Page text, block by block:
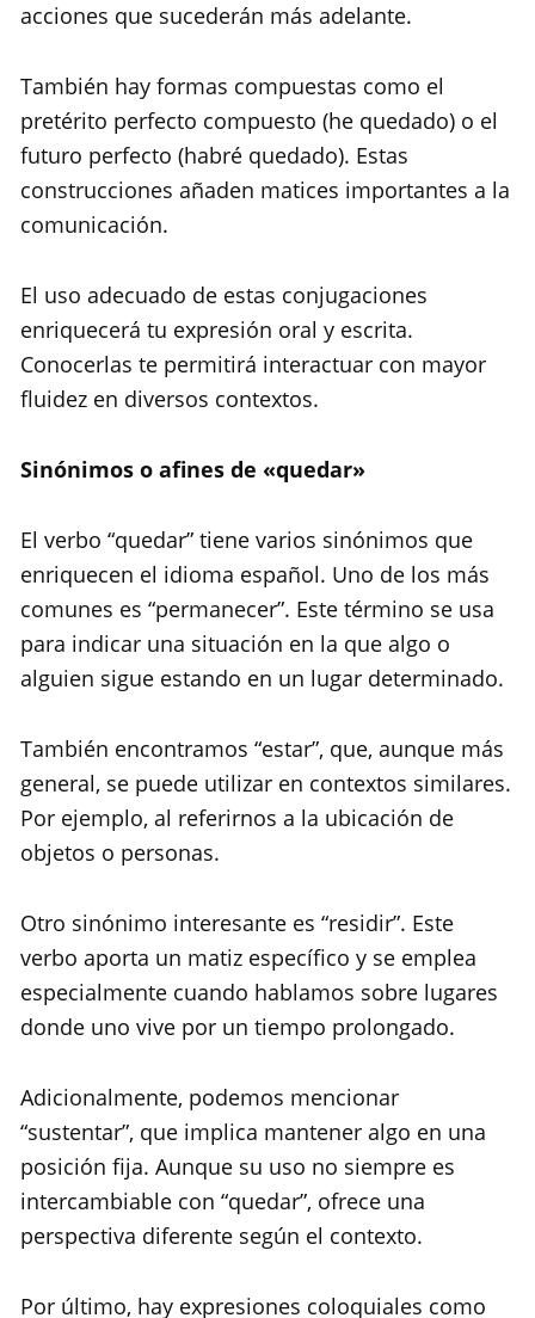
acciones que sucederán más adelante.
También hay formas compuestas como el
pretérito perfecto compuesto (he quedado) o el
futuro perfecto (habré quedado). Estas
construcciones añaden matices importantes a la
comunicación.
El uso adecuado de estas conjugaciones
enriquecerá tu expresión oral y escrita.
Conocerlas te permitirá interactuar con mayor
fluidez en diversos contextos.
Sinónimos o afines de «quedar»
El verbo “quedar” tiene varios sinónimos que
enriquecen el idioma español. Uno de los más
comunes es “permanecer”. Este término se usa
para indicar una situación en la que algo o
alguien sigue estando en un lugar determinado.
También encontramos “estar”, que, aunque más
general, se puede utilizar en contextos similares.
Por ejemplo, al referirnos a la ubicación de
objetos o personas.
Otro sinónimo interesante es “residir”. Este
verbo aporta un matiz específico y se emplea
especialmente cuando hablamos sobre lugares
donde uno vive por un tiempo prolongado.
Adicionalmente, podemos mencionar
“sustentar”, que implica mantener algo en una
posición fija. Aunque su uso no siempre es
intercambiable con “quedar”, ofrece una
perspectiva diferente según el contexto.
Por último, hay expresiones coloquiales como